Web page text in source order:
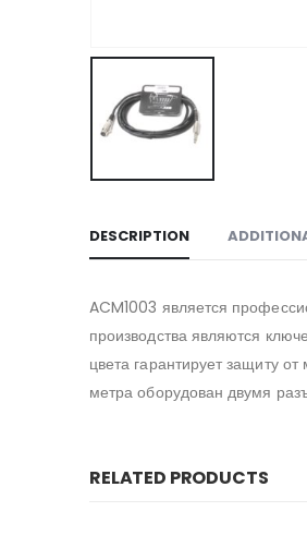
DESCRIPTION
ACM1003 является
производства являются
цвета гарантирует защиту
метра оборудован двумя
RELATED PRODUCTS